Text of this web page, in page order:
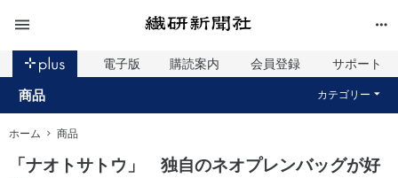
電子版 購読案内 会員登録 サポート
商品 カテゴリー
ホーム 商品
「ナオトサトウ」 独自のネオプレンバッグが好